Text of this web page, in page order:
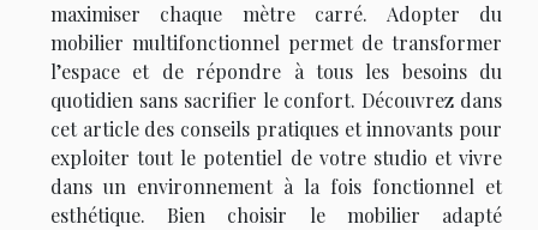
maximiser chaque mètre carré. Adopter du
mobilier multifonctionnel permet de transformer
l’espace et de répondre à tous les besoins du
quotidien sans sacrifier le confort. Découvrez dans
cet article des conseils pratiques et innovants pour
exploiter tout le potentiel de votre studio et vivre
dans un environnement à la fois fonctionnel et
esthétique. Bien choisir le mobilier adapté